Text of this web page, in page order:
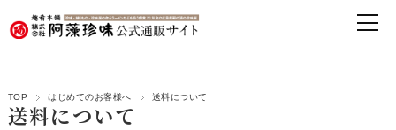
TOP はじめてのお客様へ 送料について
送料について